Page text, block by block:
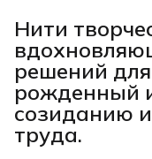
Нити
решений
рожденный
созиданию и
труда.